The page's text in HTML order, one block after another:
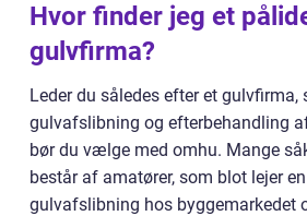
Hvor finder jeg et
gulvfirma?
Leder du således efter et gulvfirma,
gulvafslibning og efterbehandling
bør du vælge med omhu. Mange
består af amatører, som blot lejer
gulvafslibning hos byggemarkedet